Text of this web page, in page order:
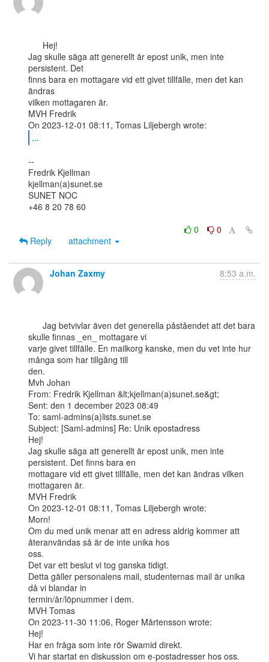
Jag skulle säga att generellt är epost unik, men inte
persistent. Det
finns bara en mottagare vid ett givet tillfälle, men det kan
ändras
vilken mottagaren är.
MVH Fredrik
...
--
Fredrik Kjellman
kjellman(a)sunet.se
SUNET NOC
+46 8 20 78 60
0
0
Reply
attachment
Johan Zaxmy 8:53 a.m.
skulle finnas _en_ mottagare vi
varje givet tillfälle. En mailkorg kanske, men du vet inte hur
många som har tillgång till
den.
Mvh Johan
From: Fredrik Kjellman &lt;kjellman(a)sunet.se&gt;
Sent: den 1 december 2023 08:49
To: saml-admins(a)lists.sunet.se
Subject: [Saml-admins] Re: Unik epostadress
Hej!
Jag skulle säga att generellt är epost unik, men inte
persistent. Det finns bara en
mottagare vid ett givet tillfälle, men det kan ändras vilken
mottagaren är.
MVH Fredrik
On 2023-12-01 08:11, Tomas Liljebergh wrote:
Morn!
Om du med unik menar att en adress aldrig kommer att
återanvändas så är de inte unika hos
oss.
Det var ett beslut vi tog ganska tidigt.
Detta gäller personalens mail, studenternas mail är unika
då vi blandar in
termin/år/löpnummer i dem.
MVH Tomas
On 2023-11-30 11:06, Roger Mårtensson wrote:
Hej!
Har en fråga som inte rör Swamid direkt.
Vi har startat en diskussion om e-postadresser hos oss.